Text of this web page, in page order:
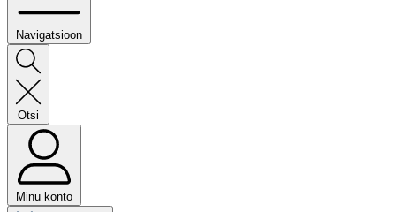
Navigatsioon
Otsi
Minu konto